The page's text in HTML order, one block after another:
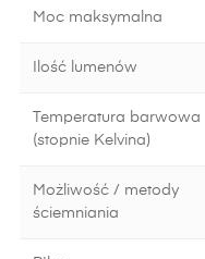
Moc maksymalna
Ilość lumenów
Temperatura barwowa
(stopnie Kelvina)
Możliwość / metody
ściemniania